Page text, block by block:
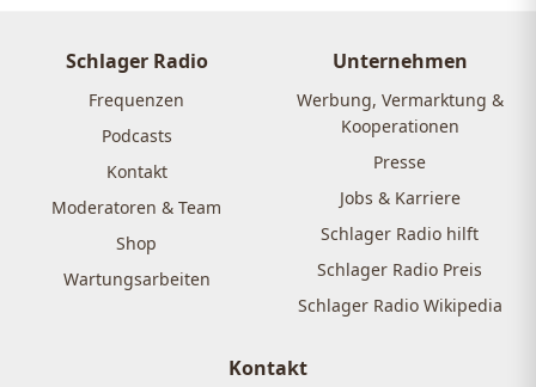
Schlager Radio
Frequenzen
Podcasts
Kontakt
Moderatoren & Team
Shop
Wartungsarbeiten
Unternehmen
Werbung, Vermarktung &
Kooperationen
Presse
Jobs & Karriere
Schlager Radio hilft
Schlager Radio Preis
Schlager Radio Wikipedia
Kontakt